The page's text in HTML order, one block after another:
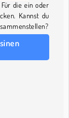
die ein oder
Kannst du